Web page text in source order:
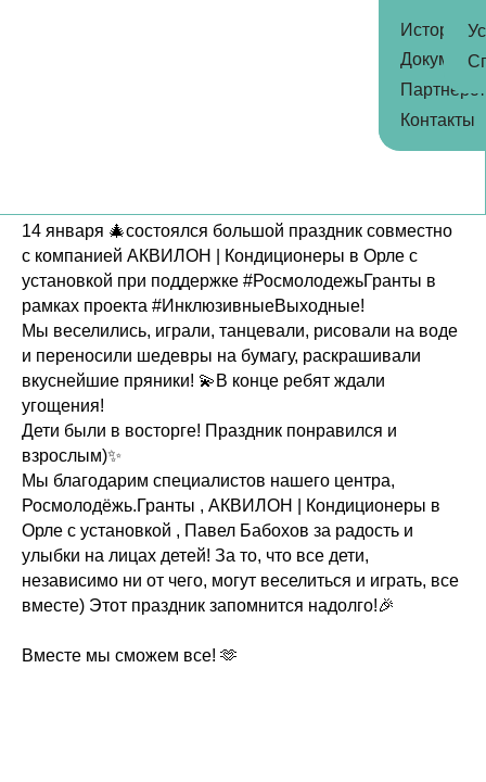
История
Контакты
Благотворительные проекты
Центр реабилитации
Те, кто помогает
Нужна
Вместе мы
помогли
Наши
проекты
Контакты
Партнёрство
Специалисты
Услуги
14 января 🎄состоялся большой праздник совместно
с компанией АКВИЛОН | Кондиционеры в Орле с
установкой при поддержке #РосмолодежьГранты в
рамках проекта #ИнклюзивныеВыходные!
Мы веселились, играли, танцевали, рисовали на воде
и переносили шедевры на бумагу, раскрашивали
вкуснейшие пряники! 💫В конце ребят ждали
угощения!
Дети были в восторге! Праздник понравился и
взрослым)✨
Мы благодарим специалистов нашего центра,
Росмолодёжь.Гранты , АКВИЛОН | Кондиционеры в
Орле с установкой , Павел Бабохов за радость и
улыбки на лицах детей! За то, что все дети,
независимо ни от чего, могут веселиться и играть, все
вместе) Этот праздник запомнится надолго!🎉
Вместе мы сможем все! 🫶